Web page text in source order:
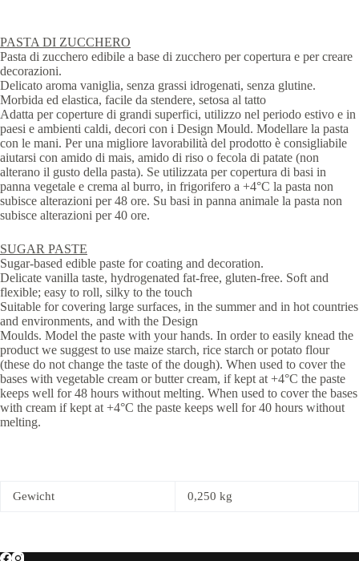
PASTA DI ZUCCHERO
Pasta di zucchero edibile a base di zucchero per copertura e per creare
decorazioni.
Delicato aroma vaniglia, senza grassi idrogenati, senza glutine.
Morbida ed elastica, facile da stendere, setosa al tatto
Adatta per coperture di grandi superfici, utilizzo nel periodo estivo e in
paesi e ambienti caldi, decori con i Design Mould. Modellare la pasta
con le mani. Per una migliore lavorabilità del prodotto è consigliabile
aiutarsi con amido di mais, amido di riso o fecola di patate (non
alterano il gusto della pasta). Se utilizzata per copertura di basi in
panna vegetale e crema al burro, in frigorifero a +4°C la pasta non
subisce alterazioni per 48 ore. Su basi in panna animale la pasta non
subisce alterazioni per 40 ore.
SUGAR PASTE
Sugar-based edible paste for coating and decoration.
Delicate vanilla taste, hydrogenated fat-free, gluten-free. Soft and
flexible; easy to roll, silky to the touch
Suitable for covering large surfaces, in the summer and in hot countries
and environments, and with the Design
Moulds. Model the paste with your hands. In order to easily knead the
product we suggest to use maize starch, rice starch or potato flour
(these do not change the taste of the dough). When used to cover the
bases with vegetable cream or butter cream, if kept at +4°C the paste
keeps well for 48 hours without melting. When used to cover the bases
with cream if kept at +4°C the paste keeps well for 40 hours without
melting.
Gewicht 0,250 kg